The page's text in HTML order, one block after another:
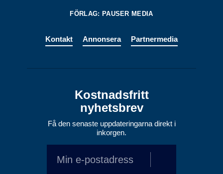
FÖRLAG: PAUSER MEDIA
Kontakt Annonsera Partnermedia
Kostnadsfritt
nyhetsbrev
Få den senaste uppdateringarna direkt i
inkorgen.